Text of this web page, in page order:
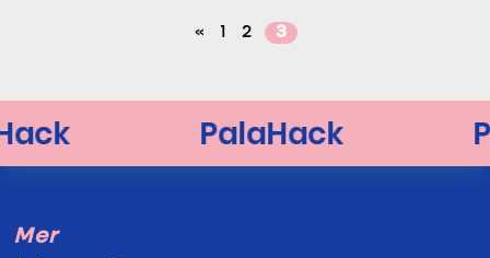
« 1 2 3
Mer